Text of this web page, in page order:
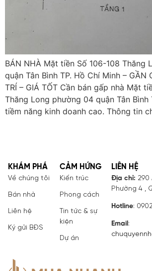
BÁN NHÀ Mặt tiền Số 106-108 Thăng
quận Tân Bình TP. Hồ Chí Minh – GẦN
TRÍ – GIÁ TỐT Cần bán gấp nhà Mặt
Thăng Long phường 04 quận Tân Bình
tiềm năng kinh doanh cao. Thông tin
KHÁM PHÁ
Về chúng tôi
Bán nhà
Liên hệ
Ký gửi BĐS
CẢM HỨNG
Kiến trúc
Phong cách
Tin tức & sự
kiện
Dự án
LIÊN HỆ
Địa chỉ: 290
Phường 4 ,
Hotline:
Email: